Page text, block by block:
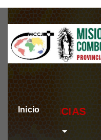
Skip
content
Inicio